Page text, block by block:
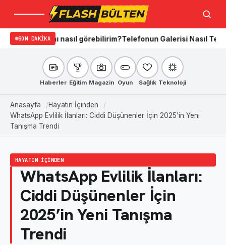
Menü Ara
SON DAKIKA
nasıl görebilirim?Telefonun Galerisi Nasıl Temizlenir?
Haberler Eğitim Magazin Oyun Sağlık Teknoloji
Anasayfa
Hayatın İçinden
WhatsApp Evlilik İlanları: Ciddi Düşünenler İçin 2025’in Yeni
Tanışma Trendi
HAYATIN İÇINDEN
WhatsApp Evlilik İlanları:
Ciddi Düşünenler İçin
2025’in Yeni Tanışma
Trendi